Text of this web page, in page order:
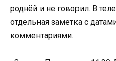
роднёй и не говорил. В
отдельная заметка с
комментариями.